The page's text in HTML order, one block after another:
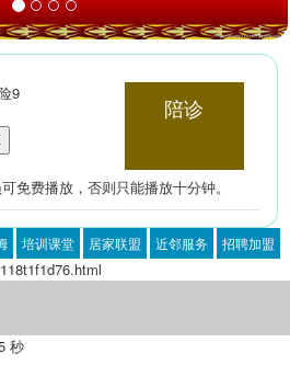
陪诊
9
免费播放，否则只能播放十分钟。
培训课堂 居家联盟 近邻服务
招聘加盟
秒